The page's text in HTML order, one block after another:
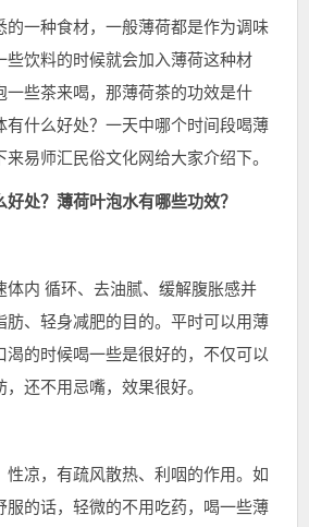
的一种食材，一般薄荷都是作为调味
些饮料的时候就会加入薄荷这种材
一些茶来喝，那薄荷茶的功效是什
有什么好处？一天中哪个时间段喝薄
易师汇民俗文化网给大家介绍下。
处？薄荷叶泡水有哪些功效？
体内 循环、去油腻、缓解腹胀感并
肪、轻身减肥的目的。平时可以用薄
渴的时候喝一些是很好的，不仅可以
还不用忌嘴，效果很好。
性凉，有疏风散热、利咽的作用。如
服的话，轻微的不用吃药，喝一些薄